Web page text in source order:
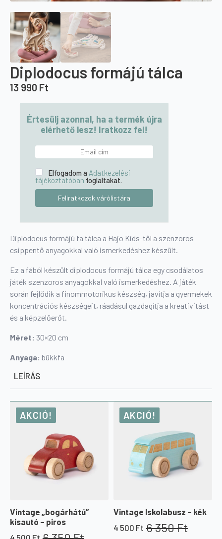
Diplodocus formájú tálca
13 990 Ft
Értesülj azonnal, ha a termék újra
elérhető lesz! Iratkozz fel!
Elfogadom a Adatkezelési
tájékoztatóban foglaltakat.
Diplodocus formájú fa tálca a Hajo Kids-től a szenzoros
csippentő anyagokkal való ismerkedéshez készült.
Ez a fából készült diplodocus formájú tálca egy csodálatos
játék szenzoros anyagokkal való ismerkedéshez. A játék
során fejlődik a finommotorikus készség, javítja a gyermekek
koncentrációs készségeit, ráadásul gazdagítja a kreativitást
és a képzelőerőt.
Méret: 30×20 cm
Anyaga: bükkfa
LEÍRÁS
AKCIÓ!
Vintage „bogárhátú”
kisautó – piros
AKCIÓ!
Vintage Iskolabusz – kék
6 350Ft
Original
4 500 Ft
Current